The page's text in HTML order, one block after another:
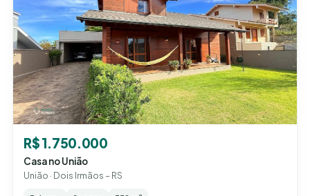
R$ 1.750.000
Casa no União
União · Dois Irmãos – RS